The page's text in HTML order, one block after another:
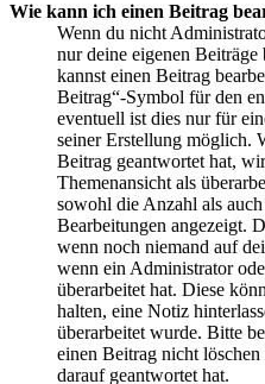
Wie kann ich einen Beitrag
Wenn du nicht
nur deine eigenen
kannst einen Beitrag
Beitrag“-Symbol für den
eventuell ist dies nur für
seiner Erstellung möglich.
Beitrag geantwortet hat,
Themenansicht als
sowohl die Anzahl als
Bearbeitungen angezeigt.
wenn noch niemand auf
wenn ein Administrator
überarbeitet hat. Diese
halten, eine Notiz
überarbeitet wurde. Bitte
einen Beitrag nicht
darauf geantwortet hat.